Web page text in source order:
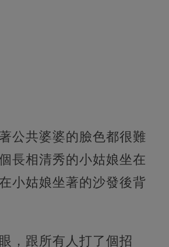
公共婆婆的臉色都很難
長相清秀的小姑娘坐在
小姑娘坐著的沙發後背
，跟所有人打了個招